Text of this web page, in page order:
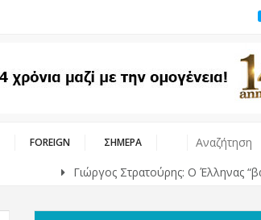
FOREIGN ΣΗΜΕΡΑ
Γιώργος Στρατούρης: Ο Έλληνας